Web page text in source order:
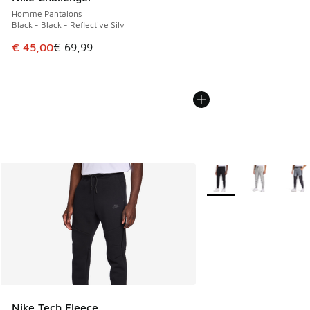
Homme Pantalons
Black - Black - Reflective Silv
Cet article est en promotion. Prix en baisse de € 69,99 à
€ 45,00€ 69,99
Nike Tech Fleece
Plus de couleurs